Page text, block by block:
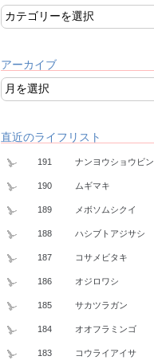
アーカイブ
直近のライフリスト
191 ナンヨウショウビン
190 ムギマキ
189 メボソムシクイ
188 ハシブトアジサシ
187 コサメビタキ
186 オジロワシ
185 サカツラガン
184 オオフラミンゴ
183 コウライアイサ